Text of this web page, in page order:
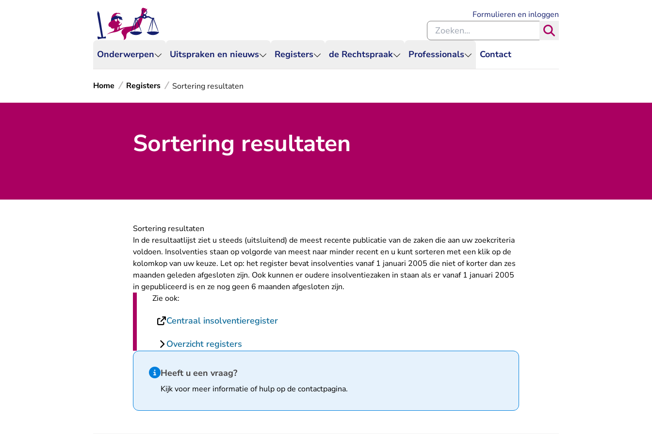
Onderwerpen Uitspraken en nieuws Registers de Rechtspraak Professionals Contact
Formulieren en inloggen
Zoeken binnen de Rechtspraak
Home Registers Sortering resultaten
Sortering resultaten
Sortering resultaten
In de resultaatlijst ziet u steeds (uitsluitend) de meest recente publicatie van de zaken die aan uw zoekcriteria
voldoen. Insolventies staan op volgorde van meest naar minder recent en u kunt sorteren met een klik op de
kolomkop van uw keuze. Let op: het register bevat insolventies vanaf 1 januari 2005 die niet of korter dan zes
maanden geleden afgesloten zijn. Ook kunnen er oudere insolventiezaken in staan als er vanaf 1 januari 2005
in gepubliceerd is en ze nog geen 6 maanden afgesloten zijn.
Zie ook:
Centraal insolventieregister- U verlaat Rechtspraak.nl
Overzicht registers
Hint van type informatie
Heeft u een vraag?
Kijk voor meer informatie of hulp op de contactpagina.